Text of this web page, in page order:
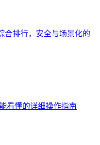
合排行，安全与场景化的
看懂的详细操作指南